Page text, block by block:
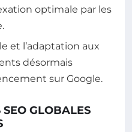
optimale par les
et l’adaptation aux
désormais
sur Google.
SEO GLOBALES